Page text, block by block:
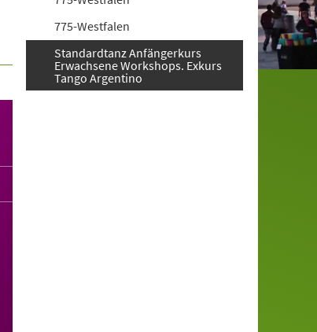
775-Westfalen
Standardtanz Anfängerkurs
Erwachsene Workshops. Exkurs
Tango Argentino